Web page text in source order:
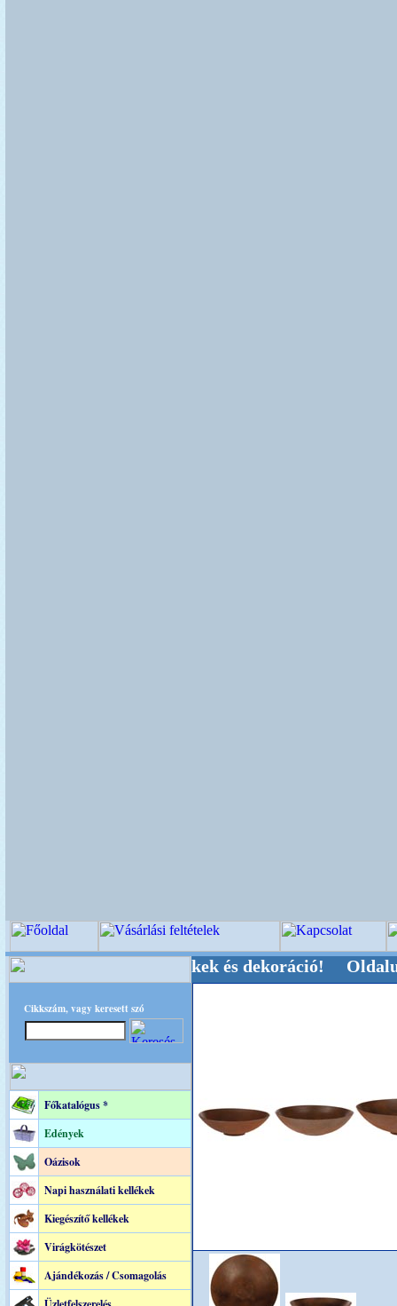
Cikkszám, vagy keresett szó
Főkatalógus *
Edények
Oázisok
Napi használati kellékek
Kiegészítő kellékek
Virágkötészet
Ajándékozás / Csomagolás
kellékek és dekoráció! Oldalunkat